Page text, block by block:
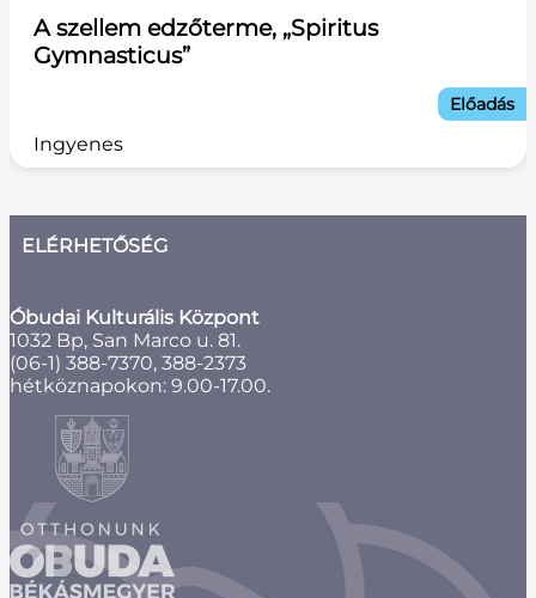
A szellem edzőterme, „Spiritus
Gymnasticus”
Ingyenes
Előadás
ELÉRHETŐSÉG
Óbudai Kulturális Központ
1032 Bp, San Marco u. 81.
(06-1) 388-7370, 388-2373
hétköznapokon: 9.00-17.00.